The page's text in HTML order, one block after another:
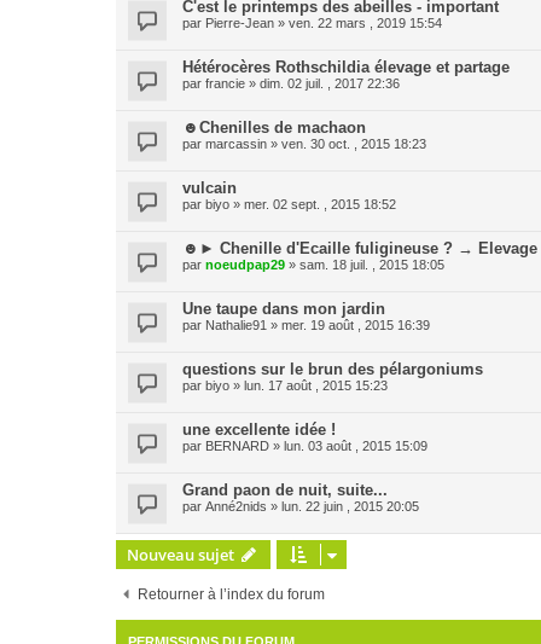
C'est le printemps des abeilles - important
par Pierre-Jean » ven. 22 mars , 2019 15:54
Hétérocères Rothschildia élevage et partage
par francie » dim. 02 juil. , 2017 22:36
☻Chenilles de machaon
par marcassin » ven. 30 oct. , 2015 18:23
vulcain
par biyo » mer. 02 sept. , 2015 18:52
☻► Chenille d'Ecaille fuligineuse ? → Elevage
par noeudpap29 » sam. 18 juil. , 2015 18:05
Une taupe dans mon jardin
par Nathalie91 » mer. 19 août , 2015 16:39
questions sur le brun des pélargoniums
par biyo » lun. 17 août , 2015 15:23
une excellente idée !
par BERNARD » lun. 03 août , 2015 15:09
Grand paon de nuit, suite...
par Anné2nids » lun. 22 juin , 2015 20:05
Nouveau sujet
Retourner à l’index du forum